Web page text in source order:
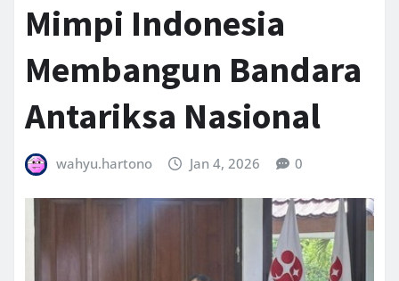
Mimpi Indonesia
Membangun Bandara
Antariksa Nasional
wahyu.hartono Jan 4, 2026 0